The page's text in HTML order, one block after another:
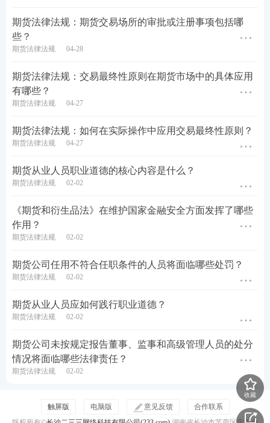
期货法律法规：期货交易场所的审批或注册事项包括哪
些？
期货法律法规 04-28
期货法律法规：交易最终性原则在期货市场中的具体应用
有哪些？
期货法律法规 04-27
期货法律法规：如何在实际操作中应用交易最终性原则？
期货法律法规 04-27
期货从业人员职业道德的核心内容是什么？
期货法律法规 02-02
《期货和衍生品法》在维护国家金融安全方面发挥了哪些
作用？
期货法律法规 02-02
期货公司任用不符合任职条件的人员将面临哪些处罚？
期货法律法规 02-02
期货从业人员应如何践行职业道德？
期货法律法规 02-02
期货公司未按规定报告董事、监事和高级管理人员的处分
情况将面临哪些法律责任？
期货法律法规 02-02
收藏
触屏版 电脑版 意见反馈
合作联系